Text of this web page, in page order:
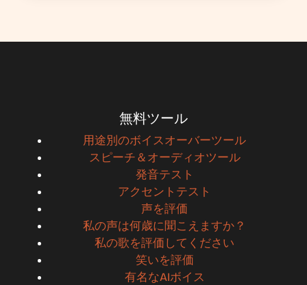
無料ツール
用途別のボイスオーバーツール
スピーチ＆オーディオツール
発音テスト
アクセントテスト
声を評価
私の声は何歳に聞こえますか？
私の歌を評価してください
笑いを評価
有名なAIボイス